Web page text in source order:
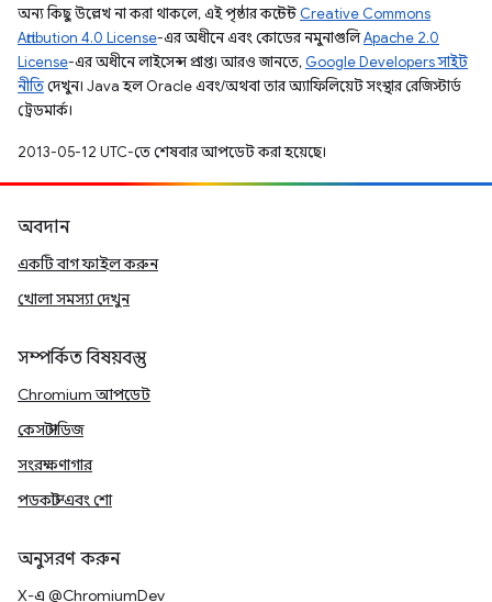
অন্য কিছু উল্লেখ না করা থাকলে, এই পৃষ্ঠার কন্টেন্ট Creative Commons
Attribution 4.0 License-এর অধীনে এবং কোডের নমুনাগুলিApache 2.0
License-এর অধীনে লাইসেন্স প্রাপ্ত। আরও জানতে, Google Developers সাইট
নীতিদেখুন। Java হল Oracle এবং/অথবা তার অ্যাফিলিয়েট সংস্থার রেজিস্টার্ড
ট্রেডমার্ক।
2013-05-12 UTC-তে শেষবার আপডেট করা হয়েছে।
অবদান
একটি বাগ ফাইল করুন
খোলা সমস্যা দেখুন
সম্পর্কিত বিষয়বস্তু
Chromium আপডেট
কেস স্টাডিজ
সংরক্ষণাগার
পডকাস্ট এবং শো
অনুসরণ করুন
X-এ @ChromiumDev